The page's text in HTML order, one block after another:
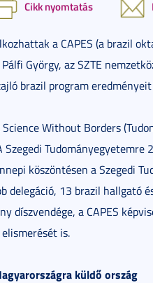
Cikk nyomtatás
a CAPES (a brazil
György, az SZTE
brazil program
Without Borders
Szegedi
köszöntésen a Szegedi
delegáció, 13 brazil hallgató
díszvendége, a CAPES
is.
küldő ország